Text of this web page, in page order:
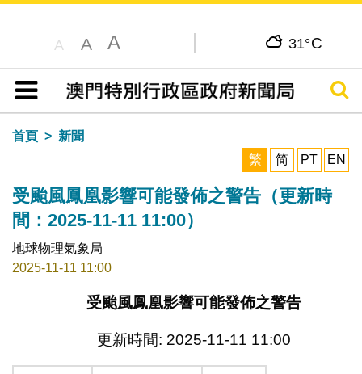
A A A 31°C
目錄
搜尋
首頁
新聞
繁
简 PT EN
受颱風鳳凰影響可能發佈之警告（更新時
間：2025-11-11 11:00）
地球物理氣象局
2025-11-11 11:00
受颱風鳳凰影響可能發佈之警告
更新時間: 2025-11-11 11:00